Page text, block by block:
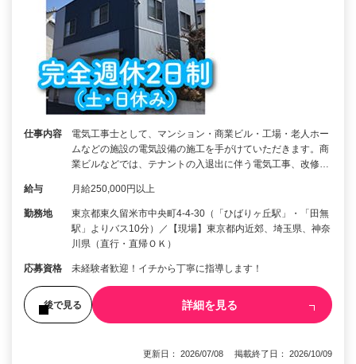
仕事内容
電気工事士として、マンション・商業ビル・工場・老人ホー
ムなどの施設の電気設備の施工を手がけていただきます。商
業ビルなどでは、テナントの入退出に伴う電気工事、改修…
給与 月給250,000円以上
勤務地
東京都東久留米市中央町4-4-30（「ひばりヶ丘駅」・「田無
駅」よりバス10分）／【現場】東京都内近郊、埼玉県、神奈
川県（直行・直帰ＯＫ）
応募資格 未経験者歓迎！イチから丁寧に指導します！
後で見る 詳細を見る
更新日： 2026/07/08 掲載終了日： 2026/10/09